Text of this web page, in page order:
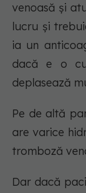
venoasă și
lucru și
ia un
dacă e o
deplasează
Pe de altă
are varice
tromboză
Dar dacă